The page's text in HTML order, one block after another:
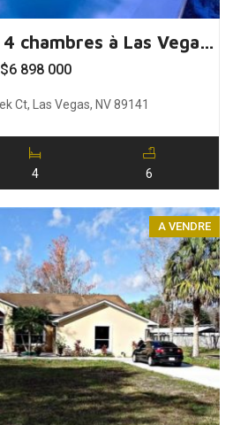
Magnifique villa 4 chambres à Las Vegas, Nevada, USA
$6 898 000
Ct, Las Vegas, NV 89141
4 6
A VENDRE